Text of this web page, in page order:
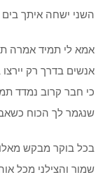
השני ישחה איתך
אמא לי תמיד אמרה
אנשים בדרך רק
כי חבר קרוב נמדד
שנגמר לך הכוח
בכל בוקר מבקש
שמור והצילני מכל